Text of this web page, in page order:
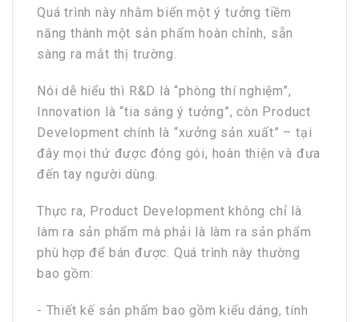
Quá trình này nhằm biến một ý tưởng tiềm
năng thành một sản phẩm hoàn chỉnh, sẵn
sàng ra mắt thị trường.
Nói dễ hiểu thì R&D là “phòng thí nghiệm”,
Innovation là “tia sáng ý tưởng”, còn Product
Development chính là “xưởng sản xuất” – tại
đây mọi thứ được đóng gói, hoàn thiện và đưa
đến tay người dùng.
Thực ra, Product Development không chỉ là
làm ra sản phẩm mà phải là làm ra sản phẩm
phù hợp để bán được. Quá trình này thường
bao gồm:
- Thiết kế sản phẩm bao gồm kiểu dáng, tính